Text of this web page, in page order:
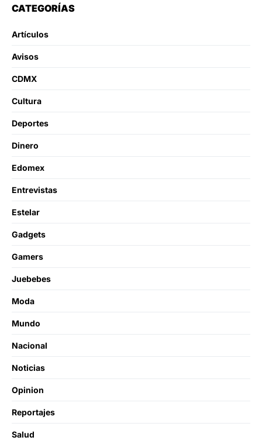
CATEGORÍAS
Artículos
Avisos
CDMX
Cultura
Deportes
Dinero
Edomex
Entrevistas
Estelar
Gadgets
Gamers
Juebebes
Moda
Mundo
Nacional
Noticias
Opinion
Reportajes
Salud